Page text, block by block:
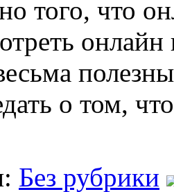
того, что
о том,
Без рубрики